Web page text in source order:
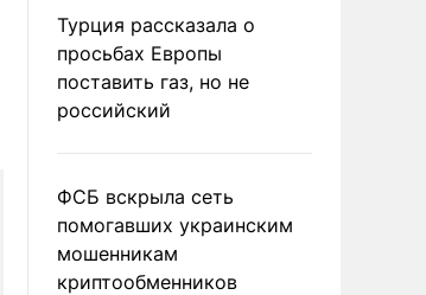
Турция рассказала о
просьбах Европы
поставить газ, но не
российский
ФСБ вскрыла сеть
помогавших украинским
мошенникам
криптообменников